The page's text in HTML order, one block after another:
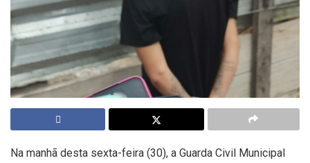
Na manhã desta sexta-feira (30), a Guarda Civil Municipal